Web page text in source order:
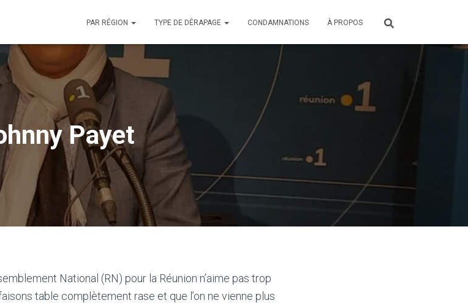
PAR RÉGION TYPE DE DÉRAPAGE CONDAMNATIONS À PROPOS
Payet
National (RN) pour la Réunion n’aime pas trop
table complètement rase et que l’on ne vienne plus